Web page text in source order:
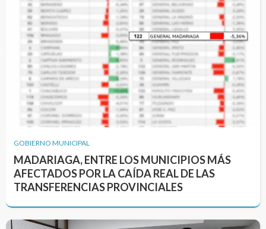
GOBIERNO MUNICIPAL
MADARIAGA, ENTRE LOS MUNICIPIOS MÁS
AFECTADOS POR LA CAÍDA REAL DE LAS
TRANSFERENCIAS PROVINCIALES